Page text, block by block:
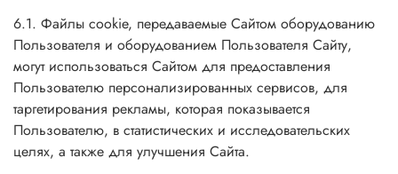
6.1. Файлы cookie, передаваемые Сайтом оборудованию
Пользователя и оборудованием Пользователя Сайту,
могут использоваться Сайтом для предоставления
Пользователю персонализированных сервисов, для
таргетирования рекламы, которая показывается
Пользователю, в статистических и исследовательских
целях, а также для улучшения Сайта.